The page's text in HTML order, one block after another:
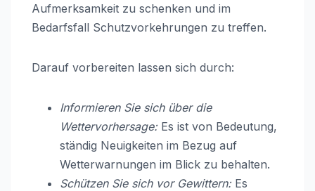
Aufmerksamkeit zu schenken und im
Bedarfsfall Schutzvorkehrungen zu treffen.
Darauf vorbereiten lassen sich durch:
Informieren Sie sich über die
Wettervorhersage:Es ist von Bedeutung,
ständig Neuigkeiten im Bezug auf
Wetterwarnungen im Blick zu behalten.
Schützen Sie sich vor Gewittern:Es